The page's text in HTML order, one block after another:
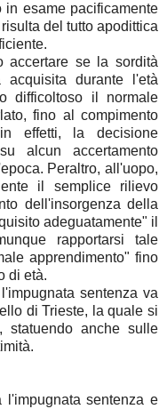
esame pacificamente
del tutto apodittica
accertare se la sordità
durante l'età
difficoltoso il normale
fino al compimento
effetti, la decisione
alcun accertamento
Peraltro, all'uopo,
il semplice rilievo
dell'insorgenza della
adeguatamente" il
rapportarsi tale
apprendimento" fino
di età.
sentenza va
di Trieste, la quale si
statuendo anche sulle
l'impugnata sentenza e